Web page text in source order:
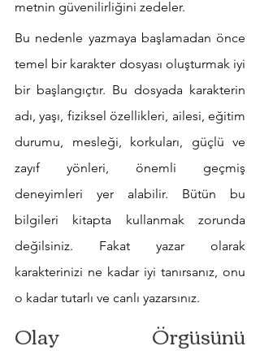
metnin güvenilirliğini zedeler.
Bu nedenle yazmaya başlamadan önce
temel bir karakter dosyası oluşturmak iyi
bir başlangıçtır. Bu dosyada karakterin
adı, yaşı, fiziksel özellikleri, ailesi, eğitim
durumu, mesleği, korkuları, güçlü ve
zayıf yönleri, önemli geçmiş
deneyimleri yer alabilir. Bütün bu
bilgileri kitapta kullanmak zorunda
değilsiniz. Fakat yazar olarak
karakterinizi ne kadar iyi tanırsanız, onu
o kadar tutarlı ve canlı yazarsınız.
Olay Örgüsünü